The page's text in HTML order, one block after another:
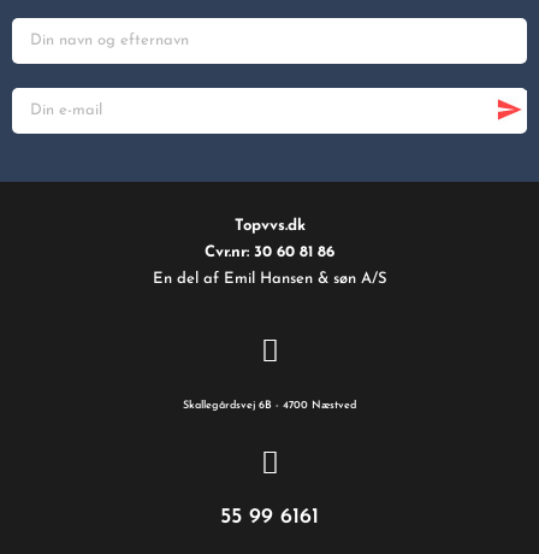
Topvvs.dk
Cvr.nr: 30 60 81 86
En del af Emil Hansen & søn A/S
Skallegårdsvej 6B - 4700 Næstved
55 99 6161